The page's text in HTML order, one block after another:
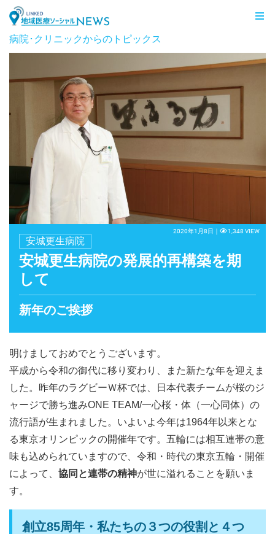
LINKED 地域医療ソーシャルNEWS
病院･クリニックからのトピックス
安城更生病院
安城更生病院の発展的再構築を期
して
新年のご挨拶
2020年1月8日｜ 1,348 VIEW
明けましておめでとうございます。
平成から令和の御代に移り変わり、また新たな年を迎えま
した。昨年のラグビーＷ杯では、日本代表チームが桜のジ
ャージで勝ち進みONE TEAM/一心桜・体（一心同体）の
流行語が生まれました。いよいよ今年は1964年以来とな
る東京オリンピックの開催年です。五輪には相互連帯の意
味も込められていますので、令和・時代の東京五輪・開催
によって、 協同と連帯の精神が世に溢れることを願いま
す。
創立85周年・私たちの３つの役割と４つ